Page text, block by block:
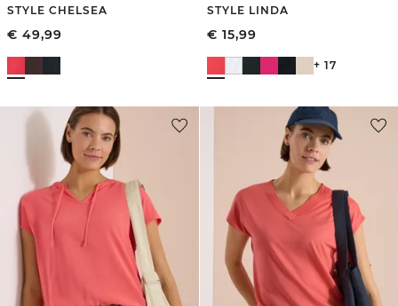
STYLE CHELSEA
€ 49,99
STYLE LINDA
€ 15,99
+ 17